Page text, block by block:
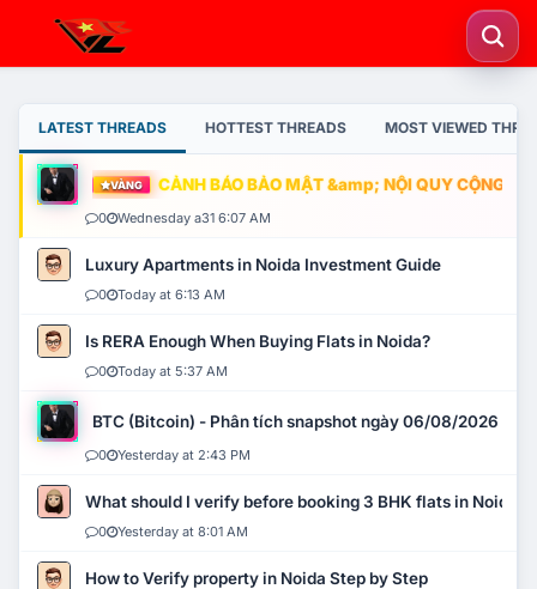
LATEST THREADS HOTTEST THREADS MOST VIEWED
VÀNG CẢNH BÁO BẢO MẬT &amp; NỘI QUY CỘNG
0 Wednesday a31 6:07 AM
Luxury Apartments in Noida Investment Guide
0 Today at 6:13 AM
Is RERA Enough When Buying Flats in Noida?
0 Today at 5:37 AM
BTC (Bitcoin) - Phân tích snapshot ngày 06/08/2026
0 Yesterday at 2:43 PM
What should I verify before booking 3 BHK flats in Noida?
0 Yesterday at 8:01 AM
How to Verify property in Noida Step by Step